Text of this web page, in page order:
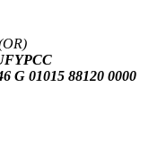
G 01015 88120 0000